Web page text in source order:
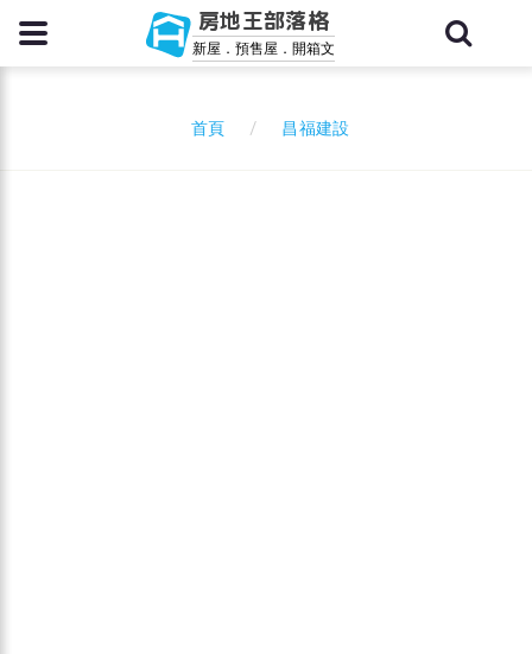
房地王部落格
新屋．預售屋．開箱文
首頁 昌福建設